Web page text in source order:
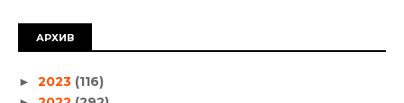
АРХИВ
► 2023 (116)